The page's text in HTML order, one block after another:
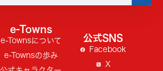
e-Towns
e-Townsについて
e-Townsの歩み
公式SNS
Facebook
X